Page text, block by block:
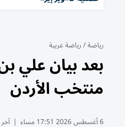
رياضة/رياضة عربية
بعد بيان علي
منتخب الأردن
6 أغسطس 2026 17:51 مساء |